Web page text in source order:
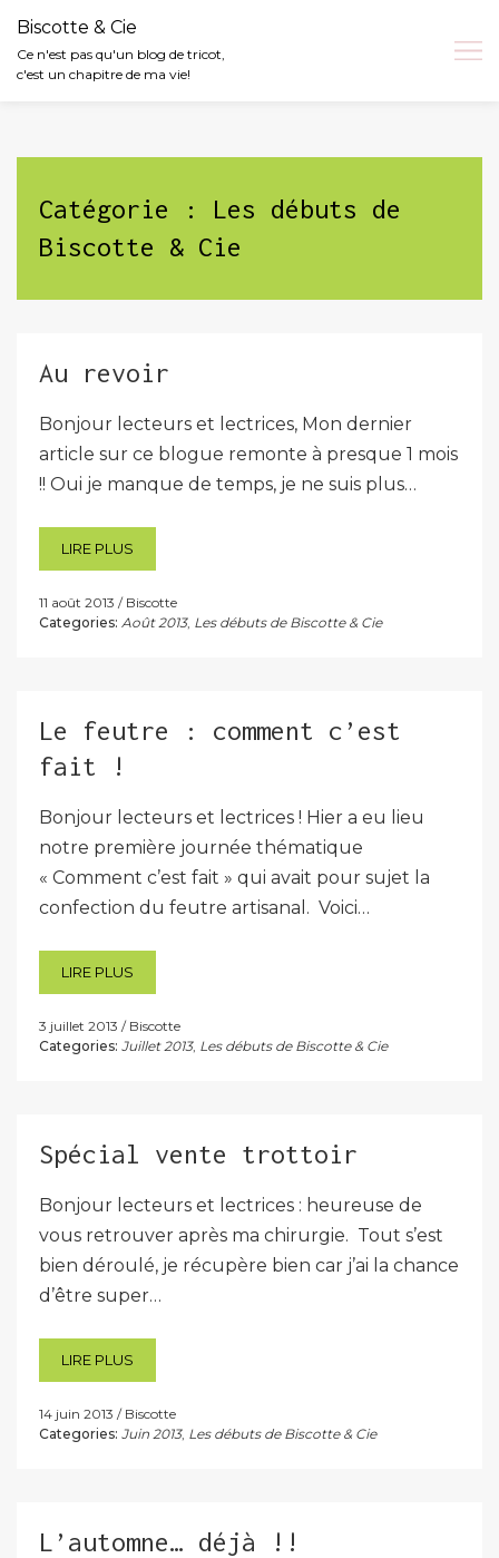
Biscotte & Cie
Ce n'est pas qu'un blog de tricot,
c'est un chapitre de ma vie!
Catégorie : Les débuts de
Biscotte & Cie
Au revoir
Bonjour lecteurs et lectrices, Mon dernier
article sur ce blogue remonte à presque 1 mois
!! Oui je manque de temps, je ne suis plus…
LIRE PLUS
11 août 2013
Biscotte
Categories: Août 2013, Les débuts de Biscotte & Cie
Le feutre : comment c’est
fait !
Bonjour lecteurs et lectrices ! Hier a eu lieu
notre première journée thématique
« Comment c’est fait » qui avait pour sujet la
confection du feutre artisanal. Voici…
LIRE PLUS
3 juillet 2013
Biscotte
Categories: Juillet 2013, Les débuts de Biscotte & Cie
Spécial vente trottoir
Bonjour lecteurs et lectrices : heureuse de
vous retrouver après ma chirurgie. Tout s’est
bien déroulé, je récupère bien car j’ai la chance
d’être super…
LIRE PLUS
14 juin 2013
Biscotte
Categories: Juin 2013, Les débuts de Biscotte & Cie
L’automne… déjà !!